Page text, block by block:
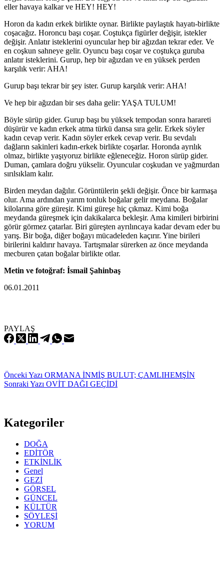
eller havaya kalkar ve HEY! HEY!
Horon da kadın erkek birlikte oynar. Birlikte paylaştık hayatı-birlikte
coşacağız. Horoncu başı coşar. Coştukça figürler değişir, istekler
değişir. Anlatır isteklerini oyuncular hep bir ağızdan tekrar eder. Ve
en coşkun sahneye gelir. Oyuncu başı coşar ve coştukça guruba
anlatır isteklerini. Gurup, hep bir ağızdan ve en yüksek perden
karşılık verir: AHA!
Gurup başı tekrar bir şey ister. Gurup karşılık verir: AHA!
Ve hep bir ağızdan bir ses daha gelir: YAŞA TULUM!
Böyle sürüp gider. Gurup başı bu yüksek tempodan sonra harareti
düşürür ve kadın erkek atma türkü dansa sıra gelir. Erkek söyler
kadın cevap verir. Kadın söyler erkek cevap verir. Bu sevdalı
dağların sakinleri kadın-erkek birlikte coşarlar. Horonda ayrılık
olmaz, birlikte yaşıyoruz birlikte eğleneceğiz. Horon sürüp gider.
Duman, çamlara doğru yükselir. Oyuncular coşkudan ve yağmurdan
sırılsıklam kalır.
Birden meydan dağılır. Görüntülerin şekli değişir. Önce bir karmaşa
olur. Ama ardından yarım tonluk boğalar gelir meydana. Boğalar
kilolarına göre güreşir. Kimi güreşe hiç çıkmaz. Kimi boğa
meydanda güreşmek için dakikalarca bekleşir. Ama kimileri birbirini
görür görmez çatarlar. Biri güreşten ayrılıncaya kadar devam eder bu
yarış. Bir boğa, diğer boğayı mücadeleden kaçırır. Yine birileri
birilerini kaldırır havaya. Tartışmalar sürerken az önce meydanda
mecburen çatan boğalar birlikte otlar.
Metin ve fotoğraf: İsmail Şahinbaş
06.01.2011
PAYLAŞ
Önceki Yazı ORMANA İNMİŞ BULUT; ÇAMLIHEMŞİN
Sonraki Yazı OVİT DAĞI GEÇİDİ
Kategoriler
DOĞA
EDİTÖR
ETKİNLİK
Genel
GEZİ
GÖRSEL
GÜNCEL
KÜLTÜR
SÖYLEŞİ
YORUM